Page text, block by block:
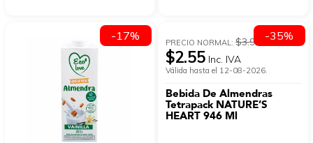
-17% PRECIO NORMAL:$3.92
$2.55 Inc. IVA
Válida hasta el 12-08-2026.
Bebida De Almendras
Tetrapack NATURE’S
HEART 946 Ml
-35%